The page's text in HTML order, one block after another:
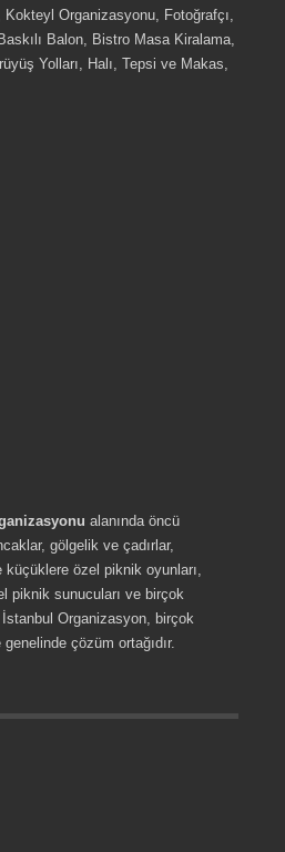
Organizasyonu, Fotoğrafçı,
Balon, Bistro Masa Kiralama,
Yolları, Halı, Tepsi ve Makas,
alanında öncü
gölgelik ve çadırlar,
özel piknik oyunları,
piknik sunucuları ve birçok
Organizasyon, birçok
çözüm ortağıdır.